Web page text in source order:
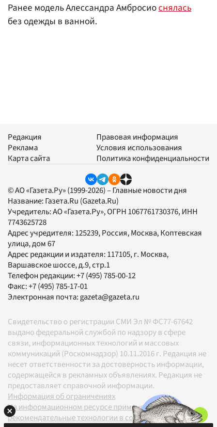
Ранее модель Алессандра Амбросиоснялась
без одежды в ванной.
Редакция
Реклама
Карта сайта
Правовая информация
Условия использования
Политика конфиденциальности
© АО «Газета.Ру» (1999-2026) – Главные новости дня
Название: Газета.Ru (Gazeta.Ru)
Учредитель:АО «Газета.Ру», ОГРН 1067761730376, ИНН
7743625728
Адрес учредителя: 125239, Россия, Москва, Коптевская
улица, дом 67
Адрес редакции и издателя: 117105, г. Москва,
Варшавское шоссе, д.9, стр.1
Телефон редакции:+7 (495) 785-00-12
Факс:+7 (495) 785-17-01
Электронная почта:gazeta@gazeta.ru
Свидетельство о регистрации СМИ Эл № ФС77-67642
выдано федеральной службой по надзору в сфере
связи, информационных технологий и массовых
коммуникаций (Роскомнадзор) 10.11.2016 г. Редакция не
несет ответственности за достоверность информации,
содержащейся в рекламных объявлениях. Редакция не
предоставляет справочной информации.
Информация об ограничениях
На информационном ресурсе применяются
рекомендательные технологии в соответствии с